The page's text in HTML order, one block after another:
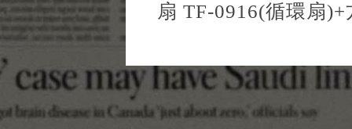
扇 TF-0916(循環扇